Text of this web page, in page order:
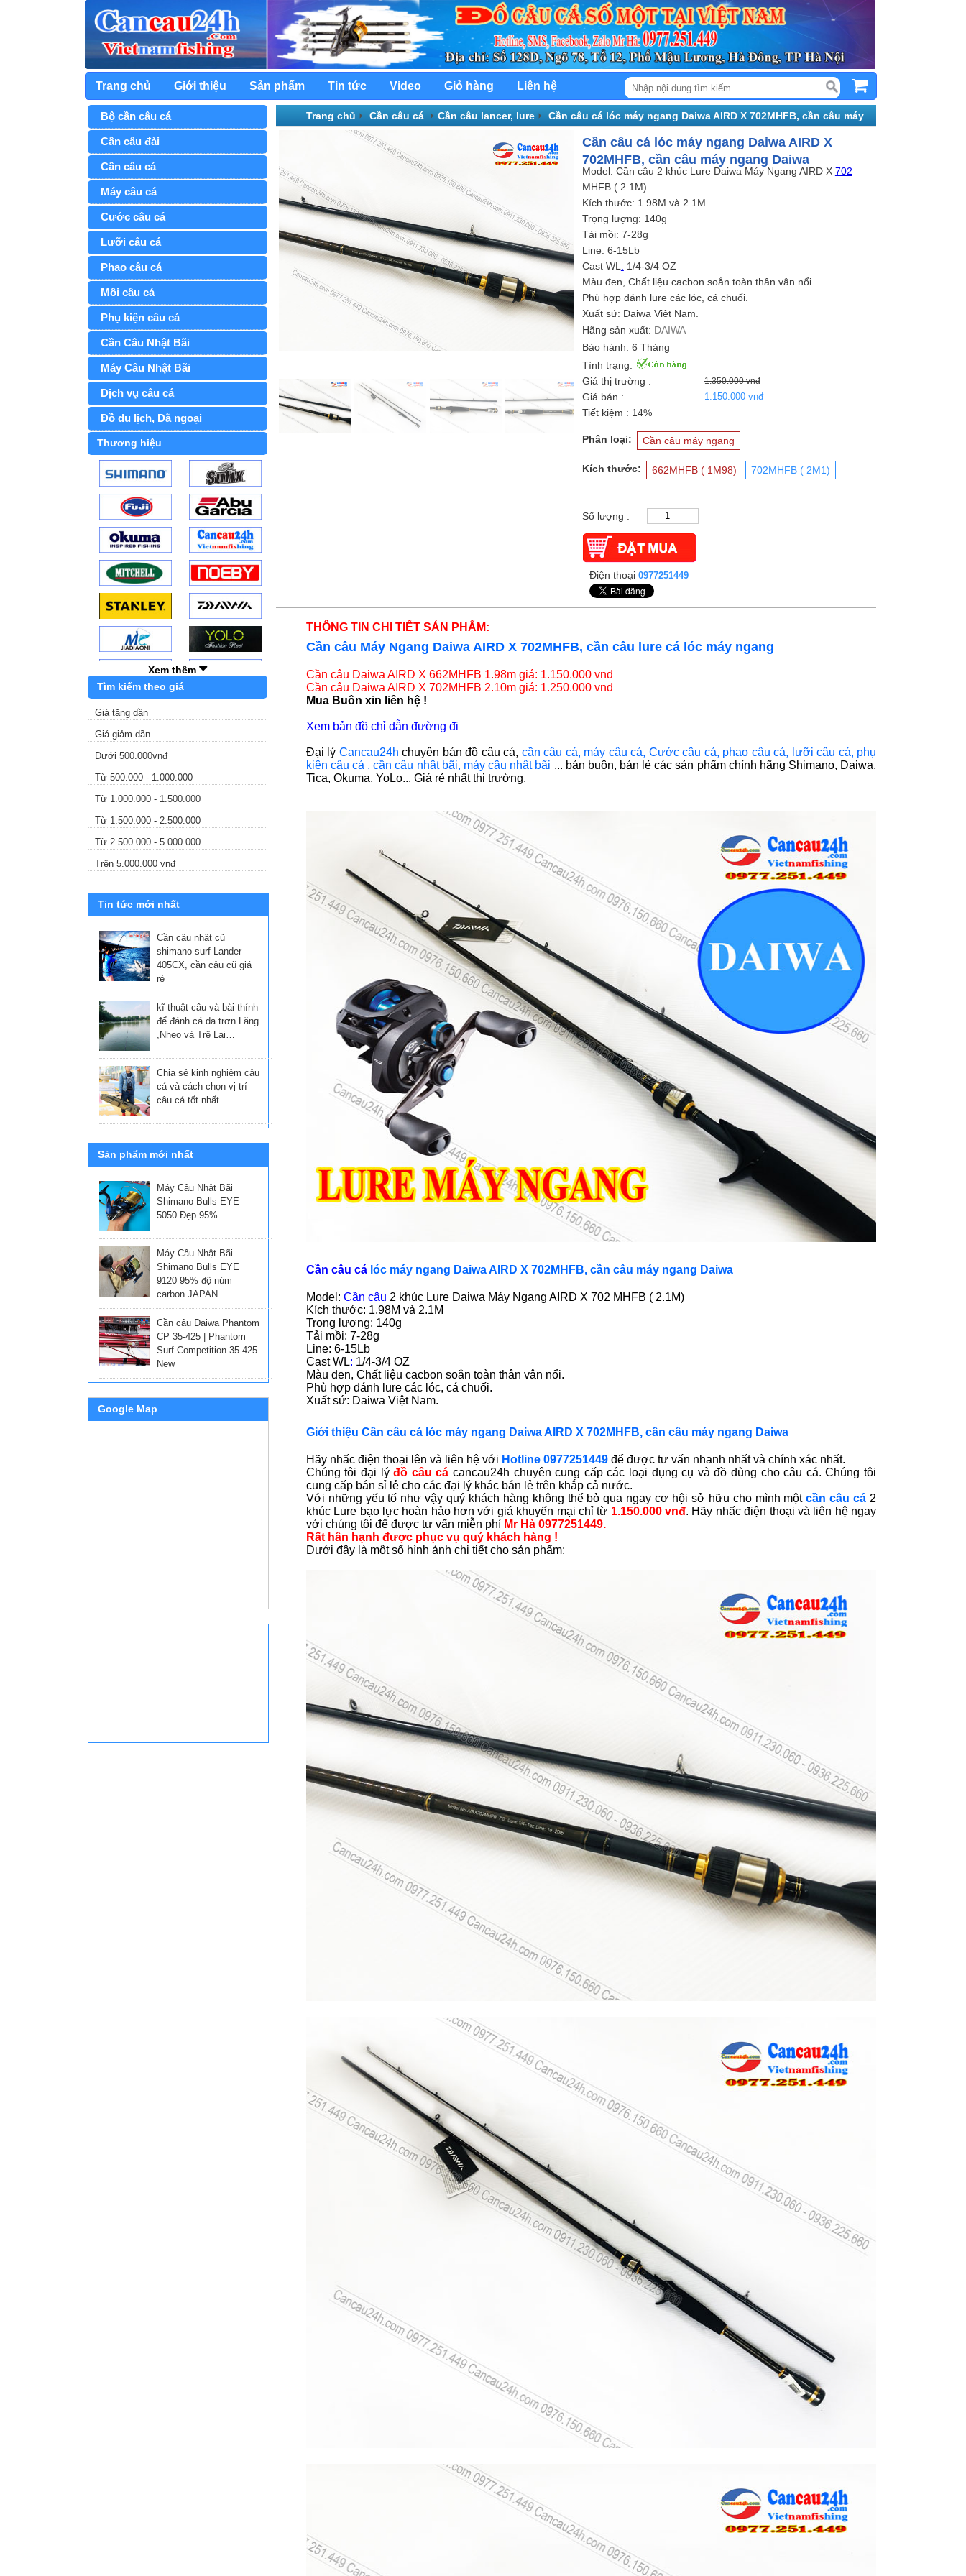
Trang chủ Giới thiệu Sản phẩm Tin tức Video Giỏ hàng Liên hệ
Bộ cần câu cá
Cần câu đài
Cần câu cá
Máy câu cá
Cước câu cá
Lưỡi câu cá
Phao câu cá
Mồi câu cá
Phụ kiện câu cá
Cần Câu Nhật Bãi
Máy Câu Nhật Bãi
Dịch vụ câu cá
Đồ du lịch, Dã ngoại
Thương hiệu
Xem thêm
Tìm kiếm theo giá
Giá tăng dần
Giá giảm dần
Dưới 500.000vnđ
Từ 500.000 - 1.000.000
Từ 1.000.000 - 1.500.000
Từ 1.500.000 - 2.500.000
Từ 2.500.000 - 5.000.000
Trên 5.000.000 vnđ
Tin tức mới nhất
Cần câu nhật cũ
shimano surf Lander
405CX, cần câu cũ giá
rẻ
kĩ thuật câu và bài thính
để đánh cá da trơn Lăng
,Nheo và Trê Lai…
Chia sẻ kinh nghiệm câu
cá và cách chọn vị trí
câu cá tốt nhất
Sản phẩm mới nhất
Máy Câu Nhật Bãi
Shimano Bulls EYE
5050 Đẹp 95%
Máy Câu Nhật Bãi
Shimano Bulls EYE
9120 95% độ núm
carbon JAPAN
Cần câu Daiwa Phantom
CP 35-425 | Phantom
Surf Competition 35-425
New
Google Map
Trang chủ Cần câu cá Cần câu lancer, lure
Cần câu cá lóc máy ngang Daiwa AIRD X 702MHFB, cần câu máy
ngang Daiwa
Cần câu cá lóc máy ngang Daiwa AIRD X
702MHFB, cần câu máy ngang Daiwa
Model: Cần câu 2 khúc Lure Daiwa Máy Ngang AIRD X 702
MHFB ( 2.1M)
Kích thước: 1.98M và 2.1M
Trọng lượng: 140g
Tải mồi: 7-28g
Line: 6-15Lb
Cast WL : 1/4-3/4 OZ
Màu đen, Chất liệu cacbon soắn toàn thân vân nổi.
Phù hợp đánh lure các lóc, cá chuối.
Xuất sứ: Daiwa Việt Nam.
Hãng sản xuất: DAIWA
Bảo hành: 6 Tháng
Tình trạng:
Giá thị trường :
1.350.000 vnđ
Giá bán : 1.150.000 vnđ
Tiết kiệm : 14%
Phân loại: Cần câu máy ngang
Kích thước: 662MHFB ( 1M98) 702MHFB ( 2M1)
Số lượng :
Điện thoại 0977251449
THÔNG TIN CHI TIẾT SẢN PHẨM:
Cần câu Máy Ngang Daiwa AIRD X 702MHFB, cần câu lure cá lóc máy ngang
Cần câu Daiwa AIRD X 662MHFB 1.98m giá: 1.150.000 vnđ
Cần câu Daiwa AIRD X 702MHFB 2.10m giá: 1.250.000 vnđ
Mua Buôn xin liên hệ !
Xem bản đồ chỉ dẫn đường đi
Đại lý Cancau24h chuyên bán đồ câu cá, cần câu cá, máy câu cá, Cước câu cá, phao câu cá, lưỡi câu cá, phụ
kiện câu cá ,cần câu nhật bãi, máy câu nhật bãi ... bán buôn, bán lẻ các sản phẩm chính hãng Shimano, Daiwa,
Tica, Okuma, YoLo... Giá rẻ nhất thị trường.
Cần câu cálóc máy ngang Daiwa AIRD X 702MHFB, cần câu máy ngang Daiwa
Model: Cần câu 2 khúc Lure Daiwa Máy Ngang AIRD X 702 MHFB ( 2.1M)
Kích thước: 1.98M và 2.1M
Trọng lượng: 140g
Tải mồi: 7-28g
Line: 6-15Lb
Cast WL: 1/4-3/4 OZ
Màu đen, Chất liệu cacbon soắn toàn thân vân nổi.
Phù hợp đánh lure các lóc, cá chuối.
Xuất sứ: Daiwa Việt Nam.
Giới thiệu Cần câu cá lóc máy ngang Daiwa AIRD X 702MHFB, cần câu máy ngang Daiwa
Hãy nhấc điện thoại lên và liên hệ với Hotline 0977251449để được tư vấn nhanh nhất và chính xác nhất.
Chúng tôi đại lýđồ câu cá cancau24h chuyên cung cấp các loại dụng cụ và đồ dùng cho câu cá. Chúng tôi
cung cấp bán sỉ lẻ cho các đại lý khác bán lẻ trên khắp cả nước.
Với những yếu tố như vậy quý khách hàng không thể bỏ qua ngay cơ hội sở hữu cho mình mộtcần câu cá 2
khúc Lure bạo lựchoàn hảo hơn với giá khuyến mại chỉ từ 1.150.000 vnđ. Hãy nhấc điện thoại và liên hệ ngay
với chúng tôi để được tư vấn miễn phí Mr Hà 0977251449.
Rất hân hạnh được phục vụ quý khách hàng !
Dưới đây là một số hình ảnh chi tiết cho sản phẩm: